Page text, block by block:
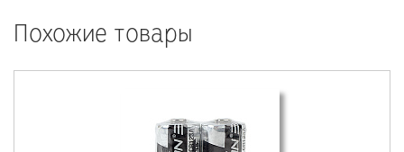
Похожие товары